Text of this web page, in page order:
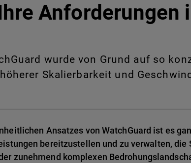
Anforderungen
wurde von Grund auf so
Skalierbarkeit und
Ansatzes von WatchGuard ist es
bereitzustellen und zu verwalten, die
zunehmend komplexen